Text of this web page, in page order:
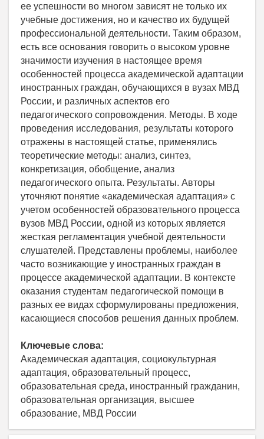
ее успешности во многом зависят не только их
учебные достижения, но и качество их будущей
профессиональной деятельности. Таким образом,
есть все основания говорить о высоком уровне
значимости изучения в настоящее время
особенностей процесса академической адаптации
иностранных граждан, обучающихся в вузах МВД
России, и различных аспектов его
педагогического сопровождения. Методы. В ходе
проведения исследования, результаты которого
отражены в настоящей статье, применялись
теоретические методы: анализ, синтез,
конкретизация, обобщение, анализ
педагогического опыта. Результаты. Авторы
уточняют понятие «академическая адаптация» с
учетом особенностей образовательного процесса
вузов МВД России, одной из которых является
жесткая регламентация учебной деятельности
слушателей. Представлены проблемы, наиболее
часто возникающие у иностранных граждан в
процессе академической адаптации. В контексте
оказания студентам педагогической помощи в
разных ее видах сформулированы предложения,
касающиеся способов решения данных проблем.
Ключевые слова:
Академическая адаптация, социокультурная
адаптация, образовательный процесс,
образовательная среда, иностранный гражданин,
образовательная организация, высшее
образование, МВД России